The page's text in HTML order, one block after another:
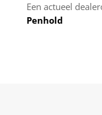
Een actueel
Penhold